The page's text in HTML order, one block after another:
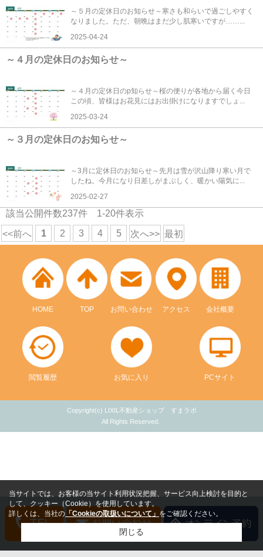
～５月の定休日のお知らせ～寒さも和らいで過ごしやすく
なりました。ただ、朝晩はまだ少し肌寒いですが……...
2025-04-24
～４月の定休日のお知らせ～
～４月の定休日のp知らせ～桜の便りが各地から届く今日
この頃、皆様はお花見にはお出掛けになりますでしょ...
2025-03-24
～３月の定休日のお知らせ～
～3月に定休日のお知らせ～先月は雪が沢山降り寒い月で
したね。今月になり日差しがまぶしく、暖かい陽気に...
2025-02-27
該当公開件数237件 1-20件表示
<<前へ 1 2 3 4 5 次へ>> 最初
HOME TOP お問い合わせ アクセス 会社概要
閲覧履歴 お気に入り PCサイト
Copyright(c) LIXIL不動産ショップ すまラボ
All Rights Reserved.
当サイトでは、お客様の当サイト利用状況把握、サービス向上検討を目的と
して、クッキー（Cookie）を使用しています。
詳しくは、当社の 「Cookieの取扱いについて」 をご確認ください。
閉じる